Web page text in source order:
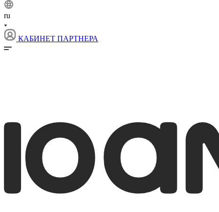
ru
КАБИНЕТ ПАРТНЕРА